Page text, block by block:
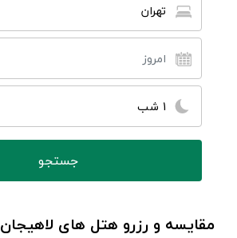
تهران
1 شب
مقایسه و رزرو هتل های لاهیجان